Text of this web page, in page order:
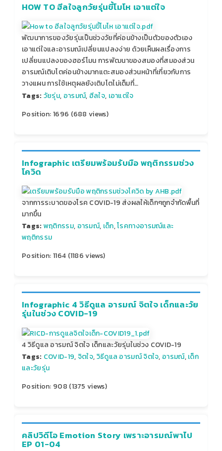
HOW TO ฮีลใจลูกวัยรุ่นขี้โมโห เอาแต่ใจ
พัฒนาการของวัยรุ่นเป็นช่วงวัยที่ค่อนข้างเป็นตัวของตัวเอง
เอาแต่ใจและอารมณ์เปลี่ยนแปลงง่าย ด้วยเห็นผลเรื่องการ
เปลี่ยนแปลงของฮอร์โมน การพัฒนาของสมองที่สมองส่วน
อารมณ์เติบโตค่อนข้างมากแตะสมองส่วนหน้าที่เกี่ยวกับการ
วางแผน การใช้เหตุผลยังเติบโตไม่เต็มที่…
Tags: วัยรุ่น, อารมณ์, ฮีลใจ, เอาแต่ใจ
Position:1696 (688 views)
Infographic เตรียมพร้อมรับมือ พฤติกรรมช่วง
โควิด
จากการระบาดของโรค COVID-19 ส่งผลให้เด็กๆถูกจำกัดพื้นที่
มากขึ้น
Tags: พฤติกรรม, อารมณ์, เด็ก,โรคทางอารมณ์และ
พฤติกรรม
Position:1164 (1186views)
Infographic 4 วิธีดูแล อารมณ์ จิตใจ เด็กและวัย
รุ่นในช่วง COVID-19
4 วิธีดูแล อารมณ์ จิตใจ เด็กและวัยรุ่นในช่วง COVID-19
Tags: COVID-19,จิตใจ,วิธีดูแล อารมณ์ จิตใจ, อารมณ์,เด็ก
และวัยรุ่น
Position: 908 (1375 views)
คลิปวิดีโอ Emotion Story เพราะอารมณ์พาไป
EP 01-04